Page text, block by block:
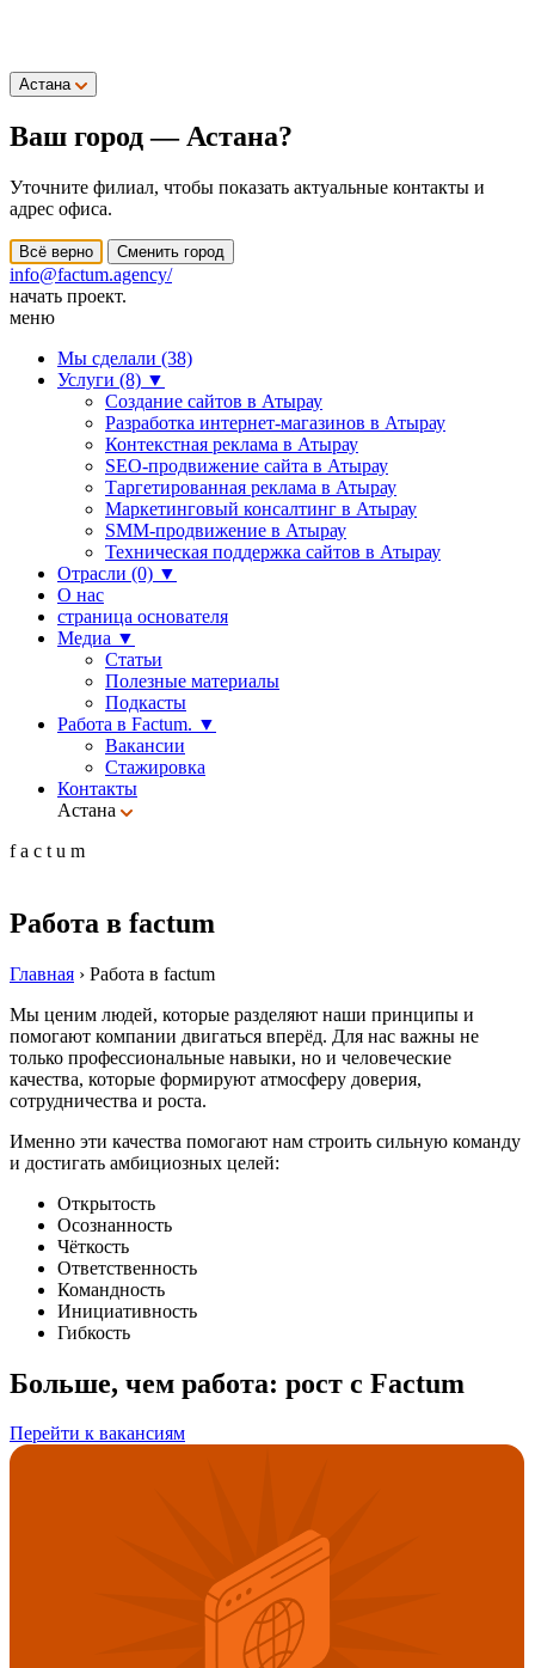
Астана
Ваш город — Астана?
Уточните филиал, чтобы показать актуальные контакты и
адрес офиса.
Всё верно Сменить город
info@factum.agency/
начать проект.
меню
Мы сделали (38)
Услуги (8) ▼
Создание сайтов в Атырау
Разработка интернет-магазинов в Атырау
Контекстная реклама в Атырау
SEO-продвижение сайта в Атырау
Таргетированная реклама в Атырау
Маркетинговый консалтинг в Атырау
SMM-продвижение в Атырау
Техническая поддержка сайтов в Атырау
Отрасли (0) ▼
О нас
страница основателя
Медиа ▼
Статьи
Полезные материалы
Подкасты
Работа в Factum. ▼
Вакансии
Стажировка
Контакты
Астана
f a c t u m
Работа в factum
Главная › Работа в factum
Мы ценим людей, которые разделяют наши принципы и
помогают компании двигаться вперёд. Для нас важны не
только профессиональные навыки, но и человеческие
качества, которые формируют атмосферу доверия,
сотрудничества и роста.
Именно эти качества помогают нам строить сильную команду
и достигать амбициозных целей:
Открытость
Осознанность
Чёткость
Ответственность
Командность
Инициативность
Гибкость
Больше, чем работа: рост с Factum
Перейти к вакансиям